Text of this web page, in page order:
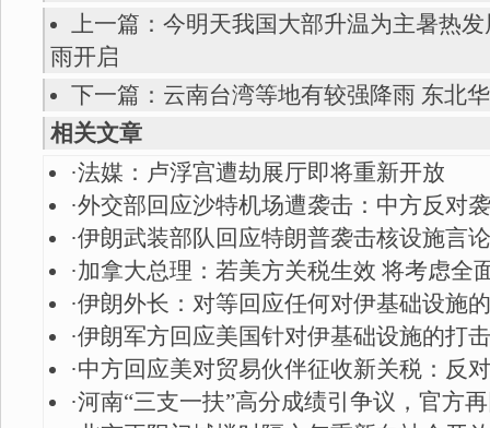
上一篇： 今明天我国大部升温为主暑热
雨开启
下一篇： 云南台湾等地有较强降雨 东北
相关文章
·法媒：卢浮宫遭劫展厅即将重新开放
·外交部回应沙特机场遭袭击：中方反对
·伊朗武装部队回应特朗普袭击核设施言论
·加拿大总理：若美方关税生效 将考虑全
·伊朗外长：对等回应任何对伊基础设施
·伊朗军方回应美国针对伊基础设施的打
·中方回应美对贸易伙伴征收新关税：反
·河南“三支一扶”高分成绩引争议，官方